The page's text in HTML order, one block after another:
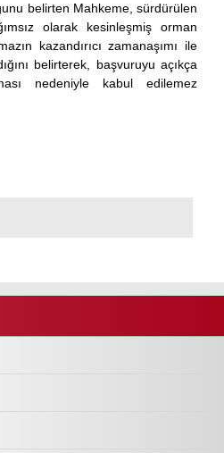
belirten Mahkeme, sürdürülen
olarak kesinleşmiş orman
kazandırıcı zamanaşımı ile
belirterek, başvuruyu açıkça
nedeniyle kabul edilemez